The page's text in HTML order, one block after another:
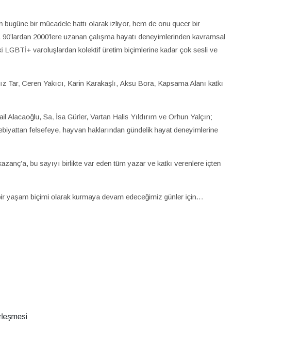
bugüne bir mücadele hattı olarak izliyor, hem de onu queer bir
2000’lere uzanan çalışma hayatı deneyimlerinden kavramsal
LGBTİ+ varoluşlardan kolektif üretim biçimlerine kadar çok sesli ve
Tar, Ceren Yakıcı, Karin Karakaşlı, Aksu Bora, Kapsama Alanı katkı
Alacaoğlu, Sa, İsa Gürler, Vartan Halis Yıldırım ve Orhun Yalçın;
felsefeye, hayvan haklarından gündelik hayat deneyimlerine
bu sayıyı birlikte var eden tüm yazar ve katkı verenlere içten
yaşam biçimi olarak kurmaya devam edeceğimiz günler için…